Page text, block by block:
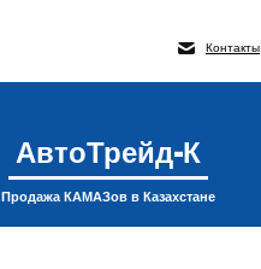
Контакты
АвтоТрейд-К
Продажа КАМАЗов в Казахстане